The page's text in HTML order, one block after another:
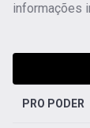
informações
PRO PODER